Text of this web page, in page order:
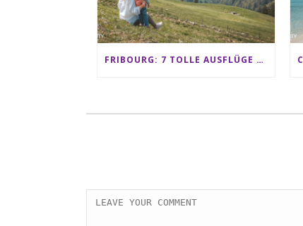
FRIBOURG: 7 TOLLE AUSFLÜGE FÜR FAMILIEN VON CHARMEY BIS LES PACCOTS